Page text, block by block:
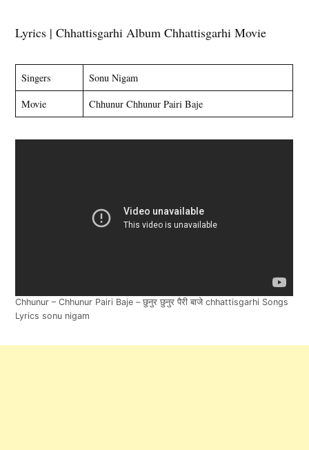
Lyrics | Chhattisgarhi Album Chhattisgarhi Movie
Singers
Sonu Nigam
Movie
Chhunur Chhunur Pairi Baje
Chhunur – Chhunur Pairi Baje – छुनुर छुनुर पैरी बाजे chhattisgarhi Songs
Lyrics sonu nigam